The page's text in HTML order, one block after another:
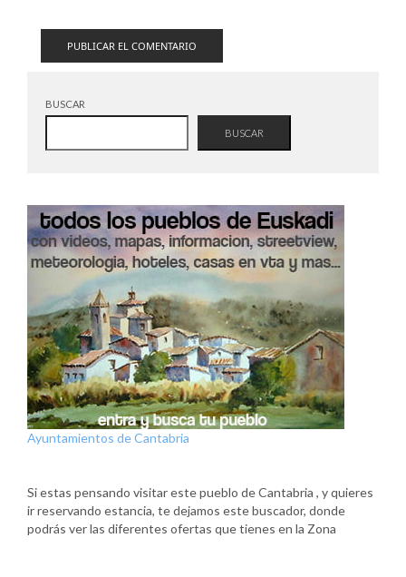
BUSCAR
BUSCAR
Ayuntamientos de Cantabria
Si estas pensando visitar este pueblo de Cantabria , y quieres
ir reservando estancia, te dejamos este buscador, donde
podrás ver las diferentes ofertas que tienes en la Zona